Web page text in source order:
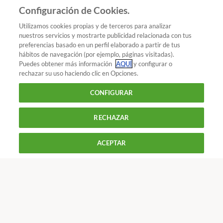
Añadir OCU en tus fuentes favoritas de Google
¿Quieres recibir nuestra Newsletter? Crea una cuenta
Hogar y energía : Gas y luz
Pasan a Endesa miles de
De L a J de 9 a 18 h y V de 9 a 14 h
Configuración de Cookies.
Utilizamos cookies propias y de terceros para analizar
nuestros servicios y mostrarte publicidad relacionada con tus
preferencias basado en un perfil elaborado a partir de tus
hábitos de navegación (por ejemplo, páginas visitadas).
Puedes obtener más información AQUÍy configurar o
rechazar su uso haciendo clic en Opciones.
CONFIGURAR
RECHAZAR
ACEPTAR